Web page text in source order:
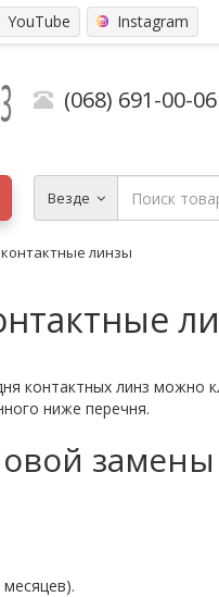
YouTube Instagram
(068) 691-00-06
Везде
линзы
контактных линз
ниже перечня.
замены